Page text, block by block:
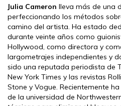
Julia Cameron lleva más de una
perfeccionando los métodos
camino del artista. Ha estado
durante veinte años como
Hollywood, como directora y
largometrajes independientes y
sido una reputada periodista de
New York Times y las revistas
Stone y Vogue. Recientemente
de la universidad de